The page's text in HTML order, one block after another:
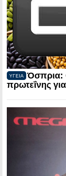
ΥΓΕΙΑ
Όσπρια:
πρωτεΐνης